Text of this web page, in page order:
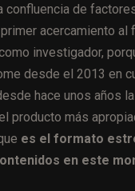
confluencia de
acercamiento al
investigador,
desde el 2013 en
hace unos años
producto más
es el formato
en este